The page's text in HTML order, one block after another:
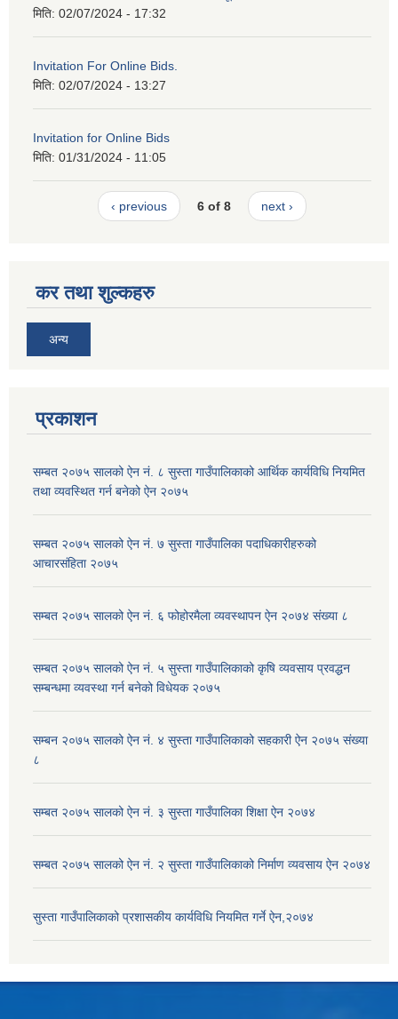
मिति: 02/07/2024 - 17:32
Invitation For Online Bids.
मिति: 02/07/2024 - 13:27
Invitation for Online Bids
मिति: 01/31/2024 - 11:05
‹ previous 6 of 8 next ›
कर तथा शुल्कहरु
अन्य
प्रकाशन
सम्बत २०७५ सालको ऐन नं. ८ सुस्ता गाउँपालिकाको आर्थिक कार्यविधि नियमित
तथा व्यवस्थित गर्न बनेको ऐन २०७५
सम्बत २०७५ सालको ऐन नं. ७ सुस्ता गाउँपालिका पदाधिकारीहरुको
आचारसंहिता २०७५
सम्बत २०७५ सालको ऐन नं. ६ फोहोरमैला व्यवस्थापन ऐन २०७४ संख्या ८
सम्बत २०७५ सालको ऐन नं. ५ सुस्ता गाउँपालिकाको कृषि व्यवसाय प्रवद्धन
सम्बन्धमा व्यवस्था गर्न बनेको विधेयक २०७५
सम्बन २०७५ सालको ऐन नं. ४ सुस्ता गाउँपालिकाको सहकारी ऐन २०७५ संख्या
८
सम्बत २०७५ सालको ऐन नं. ३ सुस्ता गाउँपालिका शिक्षा ऐन २०७४
सम्बत २०७५ सालको ऐन नं. २ सुस्ता गाउँपालिकाको निर्माण व्यवसाय ऐन २०७४
सुस्ता गाउँपालिकाको प्रशासकीय कार्यविधि नियमित गर्ने ऐन,२०७४